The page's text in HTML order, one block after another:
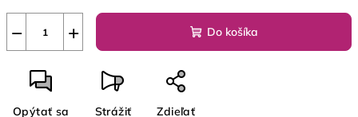
+
− Do košíka
Opýtať sa Strážiť Zdieľať